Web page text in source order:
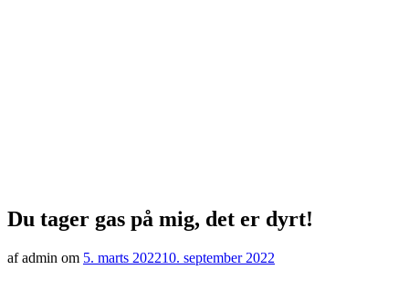
Du tager gas på mig, det er dyrt!
af admin om 5. marts 202210. september 2022